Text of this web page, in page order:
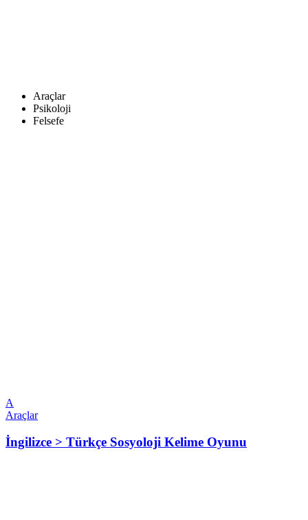
Araçlar
Psikoloji
Felsefe
A
Araçlar
İngilizce > Türkçe Sosyoloji Kelime Oyunu